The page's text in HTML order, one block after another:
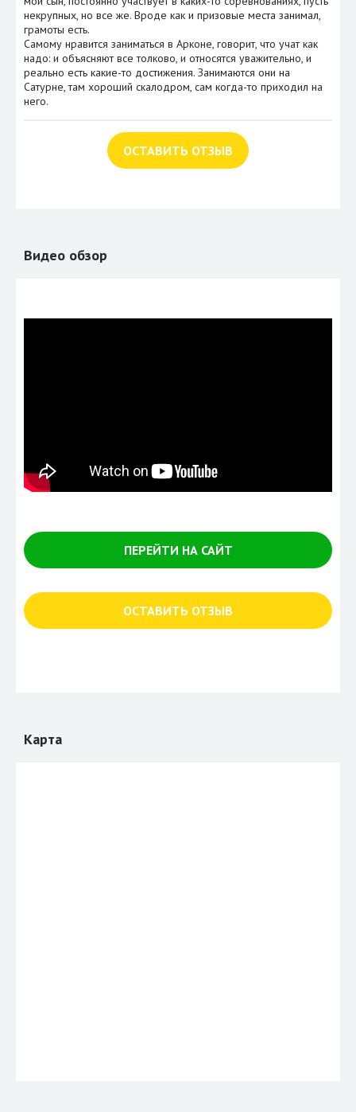
некрупных, но все же. Вроде как и призовые места занимал,
грамоты есть.
Самому нравится заниматься в Арконе, говорит, что учат как
надо: и объясняют все толково, и относятся уважительно, и
реально есть какие-то достижения. Занимаются они на
Сатурне, там хороший скалодром, сам когда-то приходил на
него.
ОСТАВИТЬ ОТЗЫВ
Видео обзор
ПЕРЕЙТИ НА САЙТ
ОСТАВИТЬ ОТЗЫВ
Карта